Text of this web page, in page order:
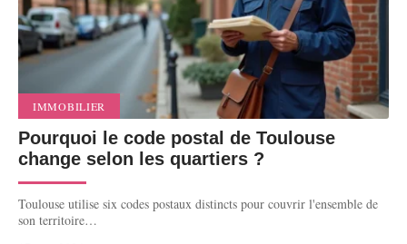
IMMOBILIER
Pourquoi le code postal de Toulouse
change selon les quartiers ?
Toulouse utilise six codes postaux distincts pour couvrir l'ensemble de
son territoire…